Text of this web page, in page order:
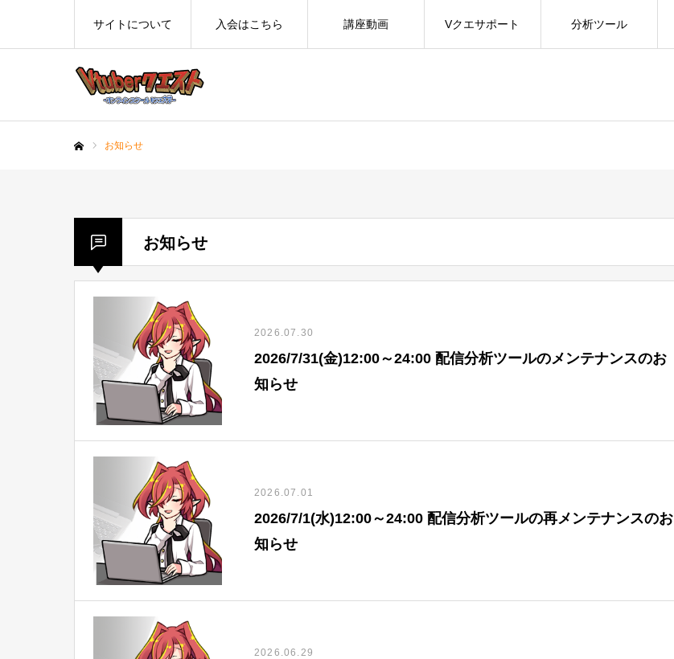
サイトについて 入会はこちら 講座動画 Vクエサポート 分析ツール
お知らせ
お知らせ
2026.07.30
2026/7/31(金)12:00～24:00 配信分析ツールのメンテナンスのお
知らせ
2026.07.01
2026/7/1(水)12:00～24:00 配信分析ツールの再メンテナンスのお
知らせ
2026.06.29